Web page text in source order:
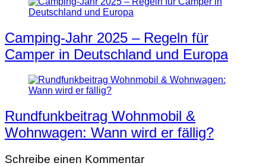
Camping-Jahr 2025 – Regeln für
Camper in Deutschland und Europa
Rundfunkbeitrag Wohnmobil &
Wohnwagen: Wann wird er fällig?
Schreibe einen Kommentar